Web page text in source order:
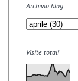
Archivio blog
Visite totali